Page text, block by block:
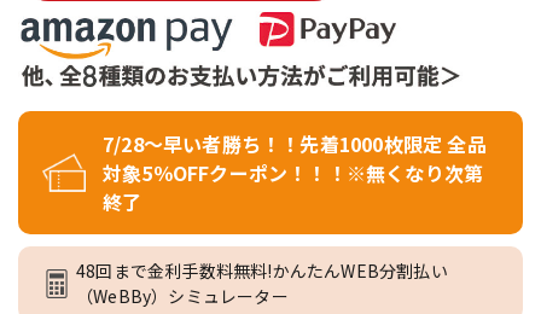
7/28～早い者勝ち！！先着1000枚限定 全品
対象5％OFFクーポン！！！※無くなり次第
終了
48回まで金利手数料無料!かんたんWEB分割払い
（WeBBy）シミュレーター